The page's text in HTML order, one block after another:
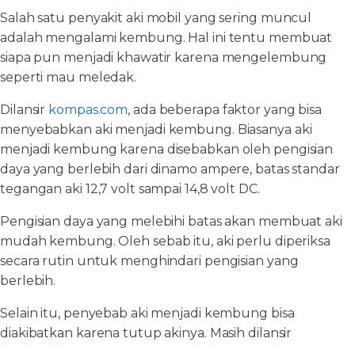
Salah satu penyakit aki mobil yang sering muncul
adalah mengalami kembung. Hal ini tentu membuat
siapa pun menjadi khawatir karena mengelembung
seperti mau meledak.
Dilansir kompas.com, ada beberapa faktor yang bisa
menyebabkan aki menjadi kembung. Biasanya aki
menjadi kembung karena disebabkan oleh pengisian
daya yang berlebih dari dinamo ampere, batas standar
tegangan aki 12,7 volt sampai 14,8 volt DC.
Pengisian daya yang melebihi batas akan membuat aki
mudah kembung. Oleh sebab itu, aki perlu diperiksa
secara rutin untuk menghindari pengisian yang
berlebih.
Selain itu, penyebab aki menjadi kembung bisa
diakibatkan karena tutup akinya. Masih dilansir